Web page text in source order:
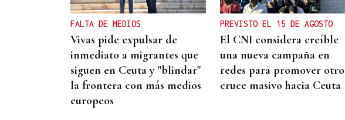
FALTA DE MEDIOS
Vivas pide expulsar de
inmediato a migrantes que
siguen en Ceuta y "blindar"
la frontera con más medios
europeos
PREVISTO EL 15 DE AGOSTO
El CNI considera creíble
una nueva campaña en
redes para promover otro
cruce masivo hacia Ceuta